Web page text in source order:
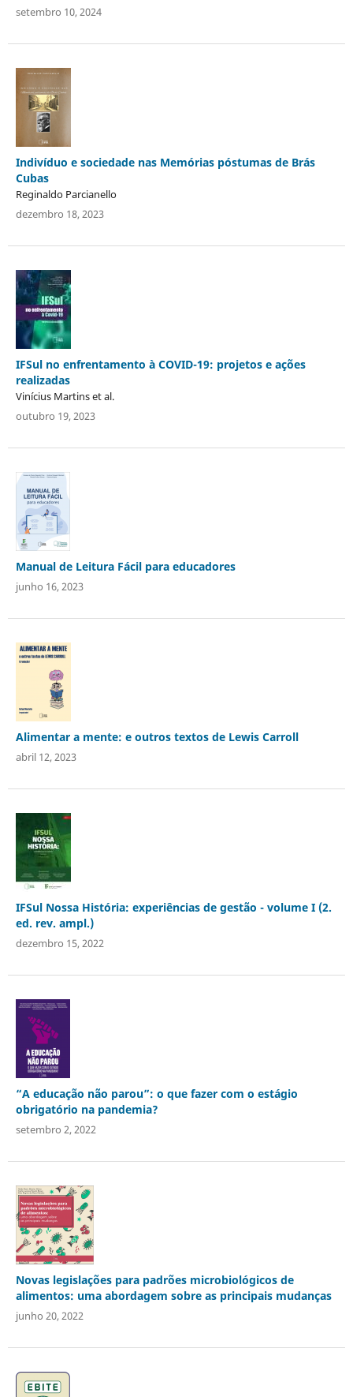
setembro 10, 2024
Indivíduo e sociedade nas Memórias póstumas de Brás
Cubas
Reginaldo Parcianello
dezembro 18, 2023
IFSul no enfrentamento à COVID-19: projetos e ações
realizadas
Vinícius Martins et al.
outubro 19, 2023
Manual de Leitura Fácil para educadores
junho 16, 2023
Alimentar a mente: e outros textos de Lewis Carroll
abril 12, 2023
IFSul Nossa História: experiências de gestão - volume I (2.
ed. rev. ampl.)
dezembro 15, 2022
“A educação não parou”: o que fazer com o estágio
obrigatório na pandemia?
setembro 2, 2022
Novas legislações para padrões microbiológicos de
alimentos: uma abordagem sobre as principais mudanças
junho 20, 2022